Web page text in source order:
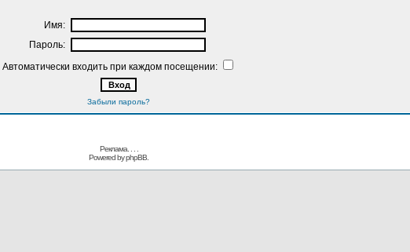
Имя:
Пароль:
Автоматически входить при каждом посещении:
Забыли пароль?
Реклама. . .
Powered byphpBB.